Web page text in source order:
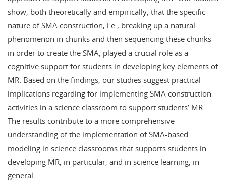
show, both theoretically and empirically, that the specific
nature of SMA construction, i.e., breaking up a natural
phenomenon in chunks and then sequencing these chunks
in order to create the SMA, played a crucial role as a
cognitive support for students in developing key elements of
MR. Based on the findings, our studies suggest practical
implications regarding for implementing SMA construction
activities in a science classroom to support students’ MR.
The results contribute to a more comprehensive
understanding of the implementation of SMA-based
modeling in science classrooms that supports students in
developing MR, in particular, and in science learning, in
general